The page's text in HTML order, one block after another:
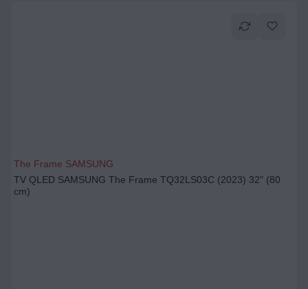
The Frame SAMSUNG
TV QLED SAMSUNG The Frame TQ32LS03C (2023) 32" (80
cm)